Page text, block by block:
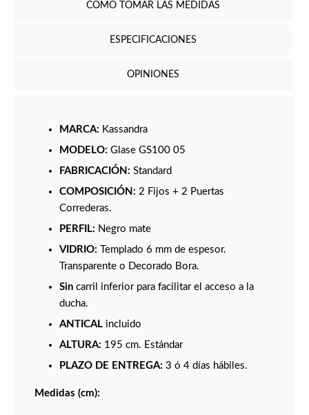
CÓMO TOMAR LAS MEDIDAS
ESPECIFICACIONES
OPINIONES
MARCA: Kassandra
MODELO: Glase GS100 05
FABRICACIÓN: Standard
COMPOSICIÓN: 2 Fijos + 2 Puertas
Correderas.
PERFIL: Negro mate
VIDRIO: Templado 6 mm de espesor.
Transparente o Decorado Bora.
Sin carril inferior para facilitar el acceso a la
ducha.
ANTICAL incluido
ALTURA: 195 cm. Estándar
PLAZO DE ENTREGA: 3 ó 4 días hábiles.
Medidas (cm):